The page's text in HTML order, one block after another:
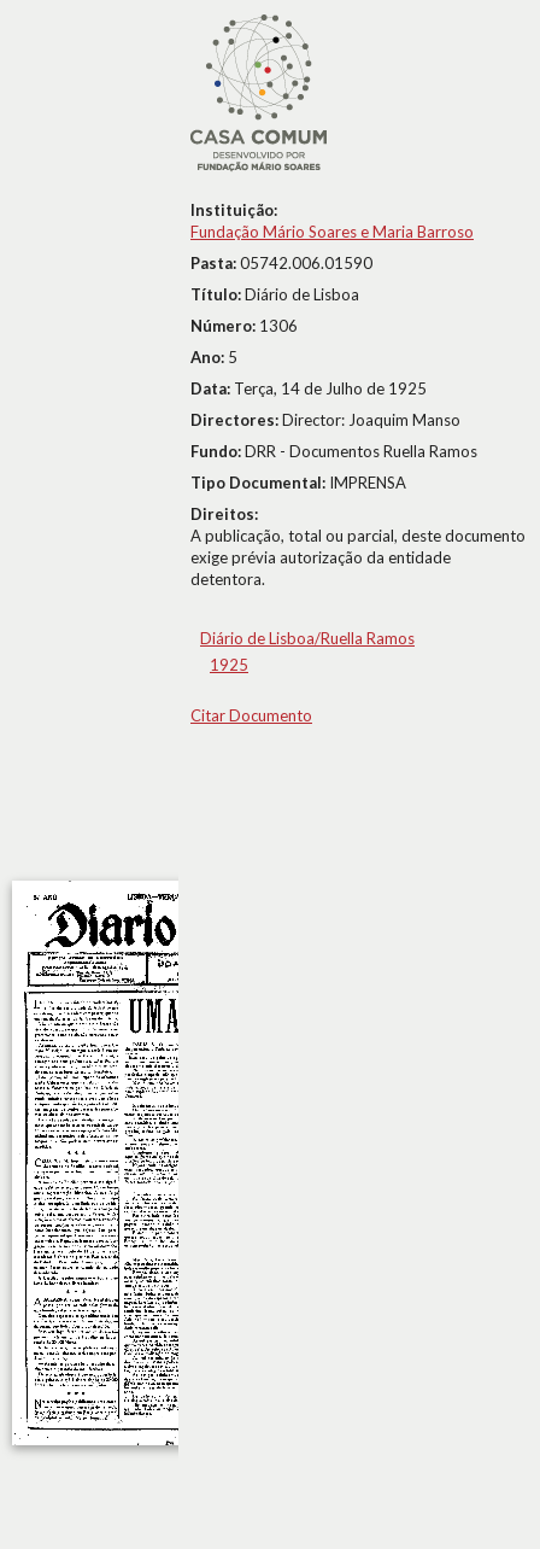
Instituição:
Fundação Mário Soares e Maria Barroso
Pasta:05742.006.01590
Título:Diário de Lisboa
Número: 1306
Ano: 5
Data: Terça, 14 de Julho de 1925
Directores:Director: Joaquim Manso
Fundo:DRR - Documentos Ruella Ramos
Tipo Documental: IMPRENSA
Direitos:
A publicação, total ou parcial, deste documento
exige prévia autorização da entidade
detentora.
Diário de Lisboa/Ruella Ramos
1925
Citar Documento